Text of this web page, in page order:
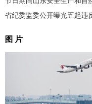
省纪委监委公开曝光五起违
图 片